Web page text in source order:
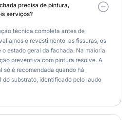
precisa de pintura,
serviços?
técnica completa antes de
o revestimento, as fissuras, os
estado geral da fachada. Na maioria
preventiva com pintura resolve. A
só é recomendada quando há
do substrato, identificado pelo laudo